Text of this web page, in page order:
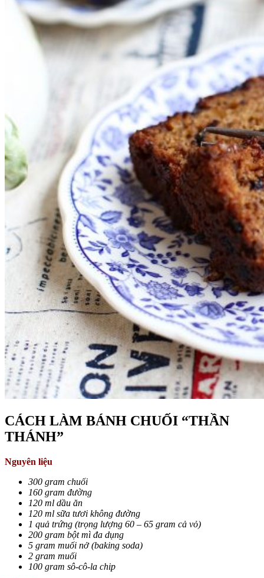
CÁCH LÀM BÁNH CHUỐI “THẦN
THÁNH”
Nguyên liệu
300 gram chuối
160 gram đường
120 ml dầu ăn
120 ml sữa tươi không đường
1 quả trứng (trọng lượng 60 – 65 gram cả vỏ)
200 gram bột mì đa dụng
5 gram muối nở (baking soda)
2 gram muối
100 gram sô-cô-la chip